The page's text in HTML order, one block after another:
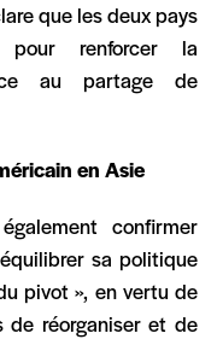
que les deux pays
renforcer la
au partage de
en Asie
confirmer
sa politique
pivot », en vertu de
de réorganiser et de